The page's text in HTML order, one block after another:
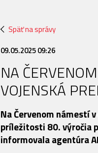
Späť na správy
09.05.2025 09:26
NA
VOJENSKÁ
Na Červenom námestí
príležitosti 80. výročia
informovala agentúra